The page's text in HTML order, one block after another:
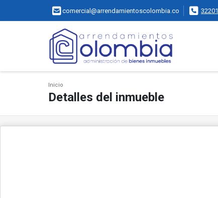
comercial@arrendamientoscolombia.co
Inicio
Detalles del inmueble